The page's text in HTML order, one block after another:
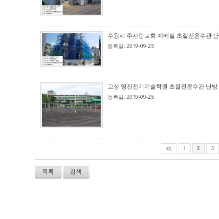
수원시 주사랑교회 예배실 초절전온수관
등록일: 2019-09-25
고성 영진전기기술학원 초절전온수관 난방
등록일: 2019-09-25
1 2 3
목록 검색